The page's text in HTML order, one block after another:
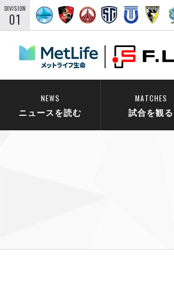
DIVISION
01
NEWS
ニュースを読む
MATCHES
試合を観る